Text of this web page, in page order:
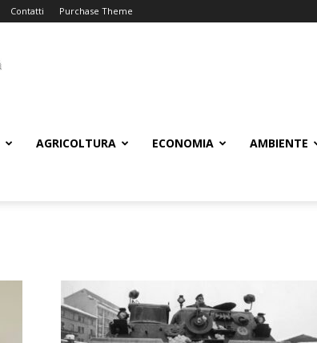
Contatti Purchase Theme
AGRICOLTURA ECONOMIA AMBIENTE